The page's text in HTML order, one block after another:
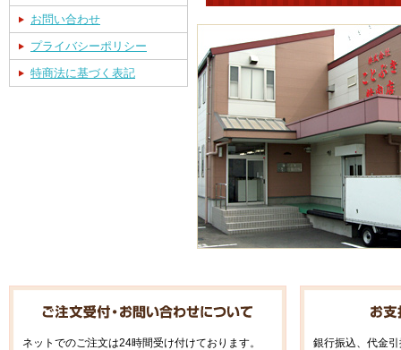
お問い合わせ
プライバシーポリシー
特商法に基づく表記
ネットでのご注文は24時間受け付けております。
銀行振込、代金